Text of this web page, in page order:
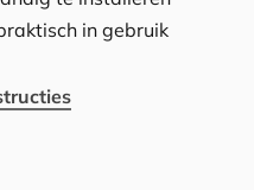
in gebruik